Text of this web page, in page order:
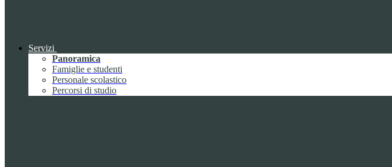
Servizi
Panoramica
Famiglie e studenti
Personale scolastico
Percorsi di studio